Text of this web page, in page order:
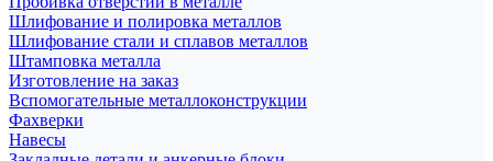
Шлифование и полировка металлов
Шлифование стали и сплавов металлов
Штамповка металла
Изготовление на заказ
Вспомогательные металлоконструкции
Фахверки
Навесы